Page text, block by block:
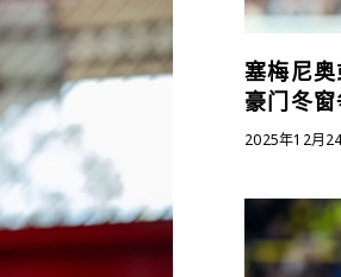
塞梅尼
豪门冬
2025年12月